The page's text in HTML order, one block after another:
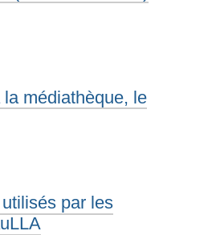
médiathèque, le
par les